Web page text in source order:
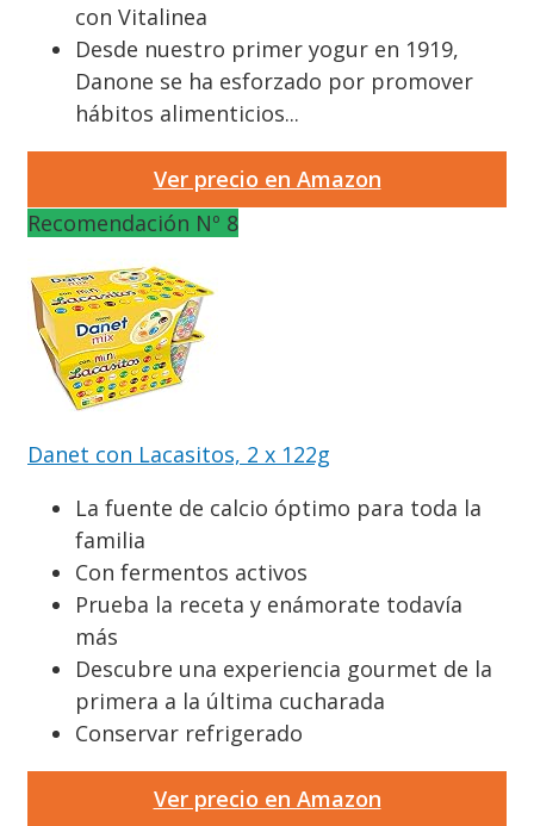
con Vitalinea
Desde nuestro primer yogur en 1919,
Danone se ha esforzado por promover
hábitos alimenticios...
Ver precio en Amazon
Recomendación Nº 8
Danet con Lacasitos, 2 x 122g
La fuente de calcio óptimo para toda la
familia
Con fermentos activos
Prueba la receta y enámorate todavía
más
Descubre una experiencia gourmet de la
primera a la última cucharada
‎Conservar refrigerado
Ver precio en Amazon